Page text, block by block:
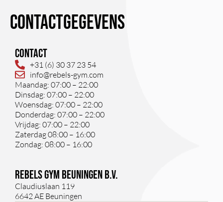
Contactgegevens
Contact
+31 (6) 30 37 23 54
info@rebels-gym.com
Maandag: 07:00 – 22:00
Dinsdag: 07:00 – 22:00
Woensdag: 07:00 – 22:00
Donderdag: 07:00 – 22:00
Vrijdag: 07:00 – 22:00
Zaterdag 08:00 – 16:00
Zondag: 08:00 – 16:00
Rebels Gym Beuningen B.V.
Claudiuslaan 119
6642 AE Beuningen